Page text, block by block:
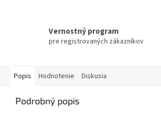
Vernostný program
pre registrovaných zákazníkov
Popis Hodnotenie Diskusia
Podrobný popis